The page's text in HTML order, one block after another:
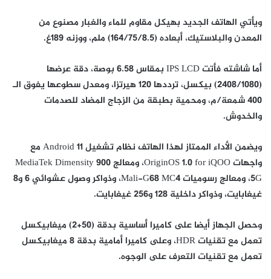
ويأتي الهاتف الجديد بهيكل مقاوم للماء والغبار مصنوع من
المعدن والبلاستيك، أبعاده (164/75/8.5) ملم، ووزنه 189غ.
أما شاشته فأتت IPS LCD بمقاس 6.58 بوصة، دقة عرضها
(2408/1080) بيكسل، ترددها 120 هيرتزا، ومعدل سطوعها يفوق الـ
400 شمعة/م، ومحمية بطبقة من الزجاج المضاد للصدمات
والخدوش.
ويضمن الأداء الممتاز لهذا الهاتف نظام تشغيل Android 11 مع
واجهات OriginOS 1.0 for iQOO، ومعالج MediaTek Dimensity 900
5G، ومعالج رسوميات Mali-G68 MC4، وذواكر وصول عشوائي 6 و8
غيغابايت، وذواكر داخلية 128 و256 غيغابايت.
وحصل الجهاز أيضا على كاميرا أساسية بدقة (50+2) ميغابيكسل
تعمل مع تقنيات HDR، وعلى كاميرا أمامية بدقة 8 ميغابيكسل
تعمل مع تقنيات التعرف على الوجوه.